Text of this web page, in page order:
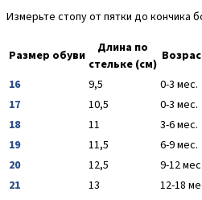
Измерьте стопу от пятки до кончика
Размер обуви
Длина по
стельке (см)
16
9,5
0-3 мес.
17
10,5
0-3 мес.
18
11
3-6 мес.
19
11,5
6-9 мес.
20
12,5
9-12 мес.
21
13
12-18